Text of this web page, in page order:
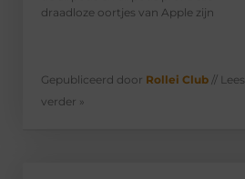
draadloze oortjes van Apple zijn
Gepubliceerd door Rollei Club // Lees
verder »